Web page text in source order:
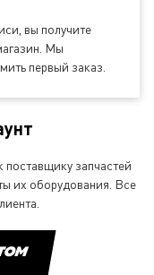
вы получите
Мы
первый заказ.
поставщику запчастей
их оборудования. Все